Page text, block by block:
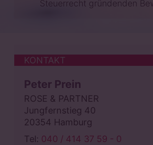
Steuerrecht gründenden
KONTAKT
Peter Prein
ROSE & PARTNER
Jungfernstieg 40
20354 Hamburg
Tel: 040 / 414 37 59 - 0